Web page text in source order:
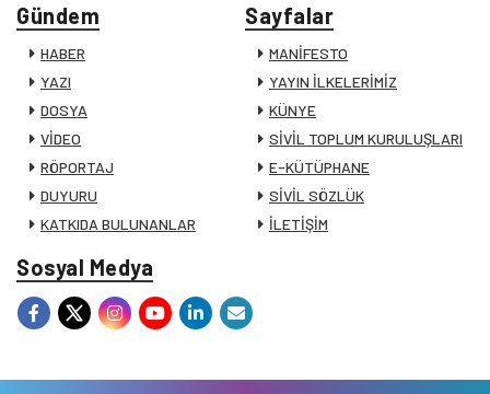
Gündem
HABER
YAZI
DOSYA
VİDEO
RÖPORTAJ
DUYURU
KATKIDA BULUNANLAR
Sayfalar
MANİFESTO
YAYIN İLKELERİMİZ
KÜNYE
SİVİL TOPLUM KURULUŞLARI
E-KÜTÜPHANE
SİVİL SÖZLÜK
İLETİŞİM
Sosyal Medya